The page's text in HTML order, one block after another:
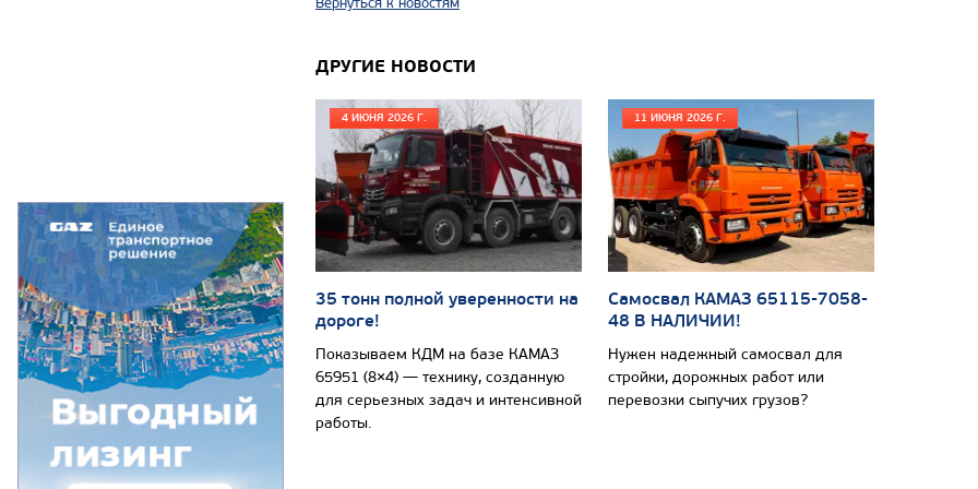
ДРУГИЕ НОВОСТИ
4 ИЮНЯ 2026 Г.
35 тонн полной уверенности на
дороге!
Показываем КДМ на базе КАМАЗ
65951 (8×4) — технику, созданную
для серьезных задач и интенсивной
работы.
11 ИЮНЯ 2026 Г.
Самосвал КАМАЗ 65115-7058-
48 В НАЛИЧИИ!
Нужен надежный самосвал для
стройки, дорожных работ или
перевозки сыпучих грузов?